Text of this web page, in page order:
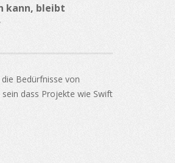
kann, bleibt
Bedürfnisse von
dass Projekte wie Swift